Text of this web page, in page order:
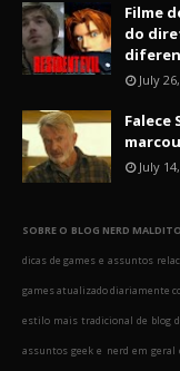
Filme
do
July
Falece
July
SOBRE O BLOG NERD
dicas de games e assuntos
games atualizado diariamente
estilo mais tradicional de blog
assuntos geek e nerd em geral